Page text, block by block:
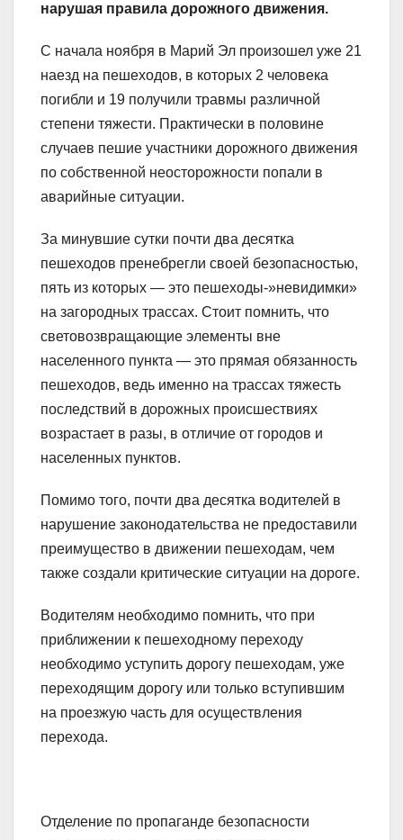
нарушая правила дорожного движения.
С начала ноября в Марий Эл произошел уже 21
наезд на пешеходов, в которых 2 человека
погибли и 19 получили травмы различной
степени тяжести. Практически в половине
случаев пешие участники дорожного движения
по собственной неосторожности попали в
аварийные ситуации.
За минувшие сутки почти два десятка
пешеходов пренебрегли своей безопасностью,
пять из которых — это пешеходы-»невидимки»
на загородных трассах. Стоит помнить, что
световозвращающие элементы вне
населенного пункта — это прямая обязанность
пешеходов, ведь именно на трассах тяжесть
последствий в дорожных происшествиях
возрастает в разы, в отличие от городов и
населенных пунктов.
Помимо того, почти два десятка водителей в
нарушение законодательства не предоставили
преимущество в движении пешеходам, чем
также создали критические ситуации на дороге.
Водителям необходимо помнить, что при
приближении к пешеходному переходу
необходимо уступить дорогу пешеходам, уже
переходящим дорогу или только вступившим
на проезжую часть для осуществления
перехода.
Отделение по пропаганде безопасности